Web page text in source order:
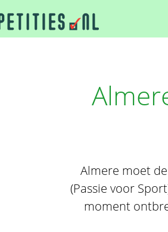
Almere moet
(Passie voor
moment